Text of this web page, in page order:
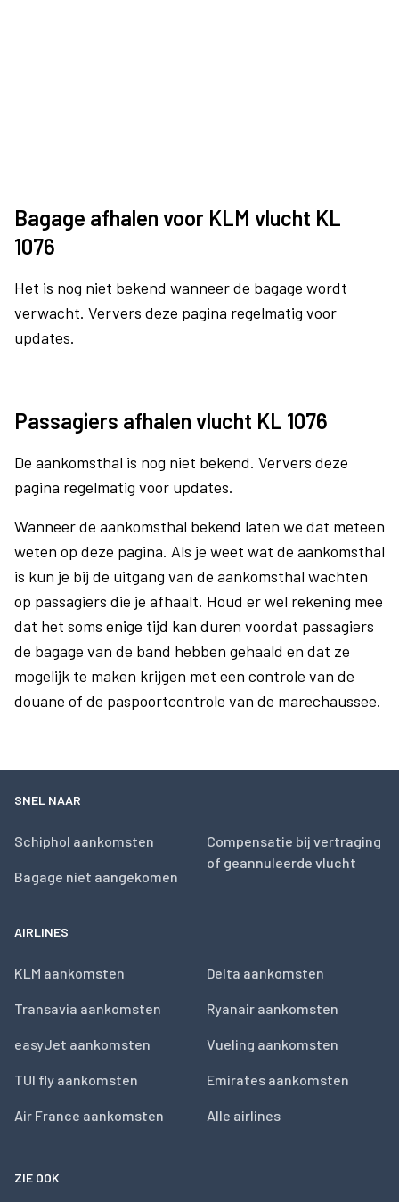
Bagage afhalen voor KLM vlucht KL
1076
Het is nog niet bekend wanneer de bagage wordt
verwacht. Ververs deze pagina regelmatig voor
updates.
Passagiers afhalen vlucht KL 1076
De aankomsthal is nog niet bekend. Ververs deze
pagina regelmatig voor updates.
Wanneer de aankomsthal bekend laten we dat meteen
weten op deze pagina. Als je weet wat de aankomsthal
is kun je bij de uitgang van de aankomsthal wachten
op passagiers die je afhaalt. Houd er wel rekening mee
dat het soms enige tijd kan duren voordat passagiers
de bagage van de band hebben gehaald en dat ze
mogelijk te maken krijgen met een controle van de
douane of de paspoortcontrole van de marechaussee.
SNEL NAAR
Schiphol aankomsten
Bagage niet aangekomen
Compensatie bij vertraging
of geannuleerde vlucht
AIRLINES
KLM aankomsten
Transavia aankomsten
easyJet aankomsten
TUI fly aankomsten
Air France aankomsten
Delta aankomsten
Ryanair aankomsten
Vueling aankomsten
Emirates aankomsten
Alle airlines
ZIE OOK